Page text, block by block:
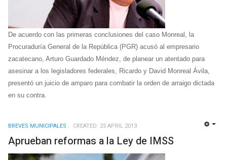
De acuerdo con las primeras conclusiones del caso Monreal, la
Procuraduría General de la República (PGR) acusó al empresario
zacatecano, Arturo Guardado Méndez, de planear un atentado para
asesinar a los legisladores federales, Ricardo y David Monreal Ávila,
presentó un juicio de amparo para combatir la orden de arraigo dictada
en su contra.
BREVES MUNICIPALES CREATED: 25 APRIL 2013
Aprueban reformas a la Ley de IMSS